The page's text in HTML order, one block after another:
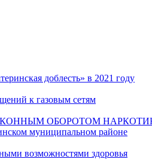
доблесть» в 2021 году
к газовым сетям
ОБОРОТОМ
муниципальном районе
возможностями здоровья